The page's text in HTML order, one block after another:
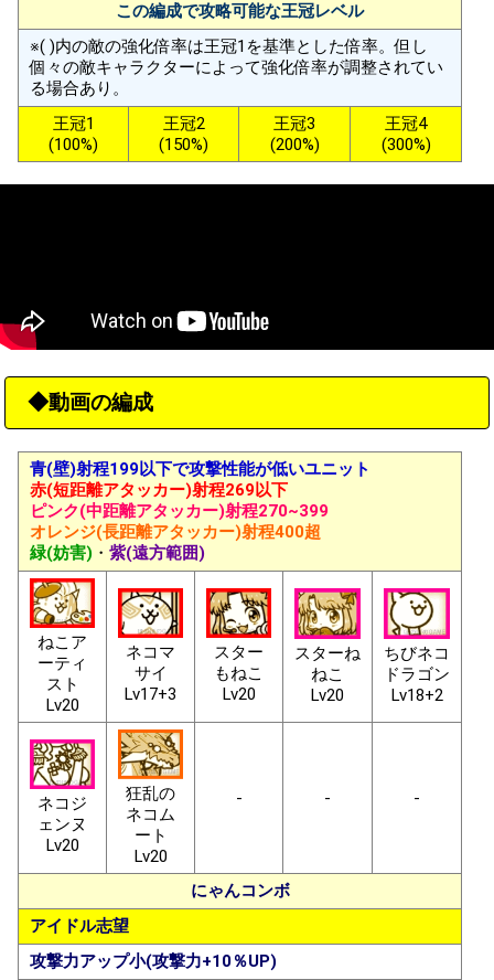
この編成で攻略可能な王冠レベル
※( )内の敵の強化倍率は王冠1を基準とした倍率。但し
個々の敵キャラクターによって強化倍率が調整されてい
る場合あり。
王冠1
(100%)
王冠2
(150%)
王冠3
(200%)
王冠4
(300%)
◆動画の編成
青(壁)射程199以下で攻撃性能が低いユニット
赤(短距離アタッカー)射程269以下
ピンク(中距離アタッカー)射程270~399
オレンジ(長距離アタッカー)射程400超
緑(妨害) ・ 紫(遠方範囲)
ねこア
ーティ
スト
Lv20
ネコマ
サイ
Lv17+3
スター
もねこ
Lv20
スターね
ねこ
Lv20
ちびネコ
ドラゴン
Lv18+2
ネコジ
ェンヌ
Lv20
狂乱の
ネコム
ート
Lv20
- - -
にゃんコンボ
アイドル志望
攻撃力アップ小(攻撃力+10％UP)